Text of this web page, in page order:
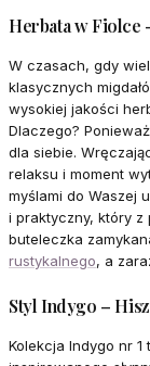
Herbata w Fiolce
W czasach, gdy
klasycznych
wysokiej jakości
Dlaczego?
dla siebie.
relaksu i moment
myślami do Waszej
i praktyczny, który z
buteleczka
rustykalnego, a
Styl Indygo –
Kolekcja Indygo nr